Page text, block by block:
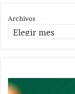
Archivos